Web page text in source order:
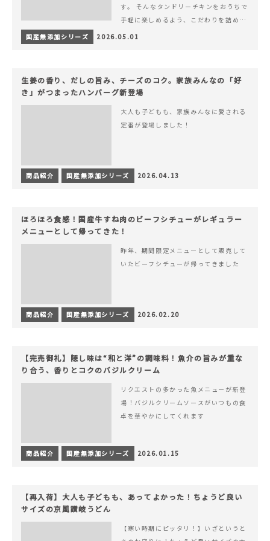
す。 そんなタンドリーチキンをおうちで
手軽に楽しめるよう、こだわりを詰め込
んで仕上げました。 様々なシーンでお召
国産無添加シリーズ 2026.05.01
生姜の香り、だしの旨み、チーズのコク。家族みんなの「好
き」がつまったハンバーグ新登場
大人も子どもも、家族みんなに愛される
定番が登場しました！
商品紹介 国産無添加シリーズ 2026.04.13
ほろほろ食感！国産牛すね肉のビーフシチューがレギュラー
メニューとして帰ってきた！
昨年、期間限定メニューとして販売して
いたビーフシチューが帰ってきました
商品紹介 国産無添加シリーズ 2026.02.20
【完売御礼】隠し味は“和と洋”の調味料！魚介の旨みが重な
り合う、香りとコクのバジルクリーム
リクエストの多かった魚メニューが新登
場！バジルクリームソースがいつもの食
卓を華やかにしてくれます
商品紹介 国産無添加シリーズ 2026.01.15
【再入荷】大人も子どもも、あってよかった！ちょうど良い
サイズの京風讃岐うどん
【寒い時期にピッタリ！】いざというと